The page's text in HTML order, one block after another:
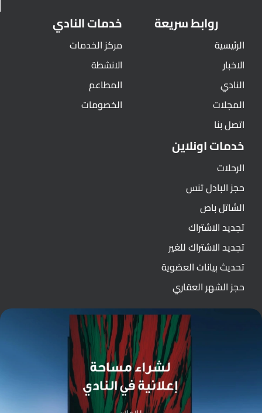
روابط سريعة
الرئيسية
الاخبار
النادي
المجلات
اتصل بنا
خدمات النادي
مركز الخدمات
الانشطة
المطاعم
الخصومات
خدمات اونلاين
الرحلات
حجز البادل تنس
الشاتل باص
تجديد الاشتراك
تجديد الاشتراك للغير
تحديث بيانات العضوية
حجز الشهر العقاري